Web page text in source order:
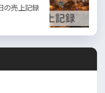
の売上記録